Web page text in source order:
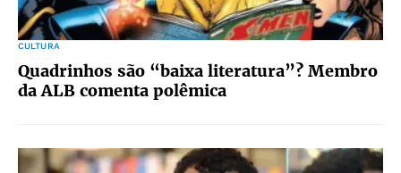
CULTURA
Quadrinhos são “baixa literatura”? Membro
da ALB comenta polêmica